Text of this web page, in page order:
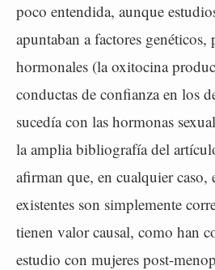
poco entendida, aunque
apuntaban a factores genéticos,
hormonales (la oxitocina
conductas de confianza en los
sucedía con las hormonas
la amplia bibliografía del
afirman que, en cualquier caso,
existentes son simplemente
tienen valor causal, como han
estudio con mujeres post-